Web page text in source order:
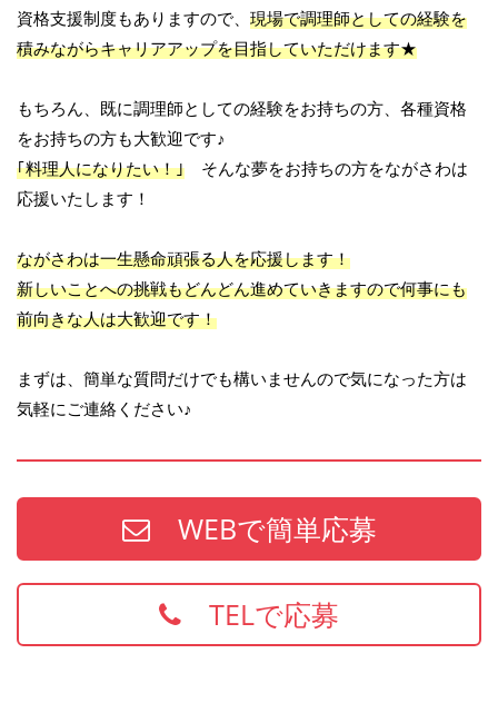
資格支援制度もありますので、 現場で調理師としての経験を
積みながらキャリアアップを目指していただけます★
もちろん、既に調理師としての経験をお持ちの方、各種資格
をお持ちの方も大歓迎です♪
｢料理人になりたい！｣ そんな夢をお持ちの方をながさわは
応援いたします！
ながさわは一生懸命頑張る人を応援します！
新しいことへの挑戦もどんどん進めていきますので何事にも
前向きな人は大歓迎です！
まずは、簡単な質問だけでも構いませんので気になった方は
気軽にご連絡ください♪
WEBで簡単応募
TELで応募